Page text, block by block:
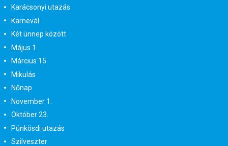
Karácsonyi utazás
Karnevál
Két ünnep között
Május 1.
Március 15.
Mikulás
Nőnap
November 1.
Október 23.
Pünkösdi utazás
Szilveszter